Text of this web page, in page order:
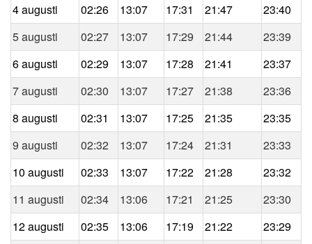
4 augusti
02:26 13:07 17:31 21:47
23:40
5 augusti
02:27 13:07 17:29 21:44
23:39
6 augusti
02:29 13:07 17:28 21:41
23:37
7 augusti
02:30 13:07 17:27 21:38
23:36
8 augusti
02:31 13:07 17:25 21:35
23:35
9 augusti
02:32 13:07 17:24 21:31
23:33
10 augusti
02:33 13:07 17:22 21:28
23:32
11 augusti
02:34 13:06 17:21 21:25
23:30
12 augusti
02:35 13:06 17:19 21:22
23:29